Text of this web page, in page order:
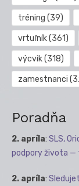
tréning (39)
vrtuľník(361)
výcvik(318)
zamestnanci
Poradňa
2. apríla: SLS,
podpory života —
2. apríla: